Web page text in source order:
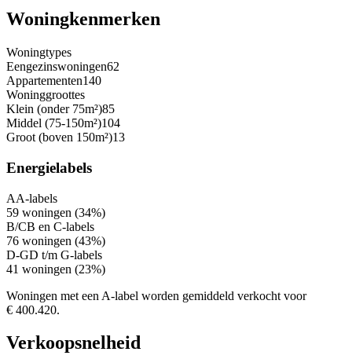
Woningkenmerken
Woningtypes
Eengezinswoningen62
Appartementen140
Woninggroottes
Klein (onder 75m²)85
Middel (75-150m²)104
Groot (boven 150m²)13
Energielabels
AA-labels
59 woningen (34%)
B/CB en C-labels
76 woningen (43%)
D-GD t/m G-labels
41 woningen (23%)
Woningen met een A-label worden gemiddeld verkocht voor
€ 400.420.
Verkoopsnelheid